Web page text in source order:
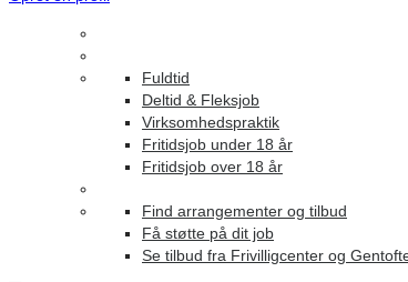
Fuldtid
Deltid & Fleksjob
Virksomhedspraktik
Fritidsjob under 18 år
Fritidsjob over 18 år
Find arrangementer og tilbud
Få støtte på dit job
Se tilbud fra Frivilligcenter og